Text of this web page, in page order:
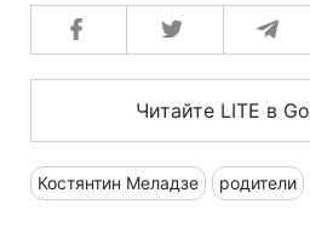
Читайте LITE в
Костянтин Меладзе родители